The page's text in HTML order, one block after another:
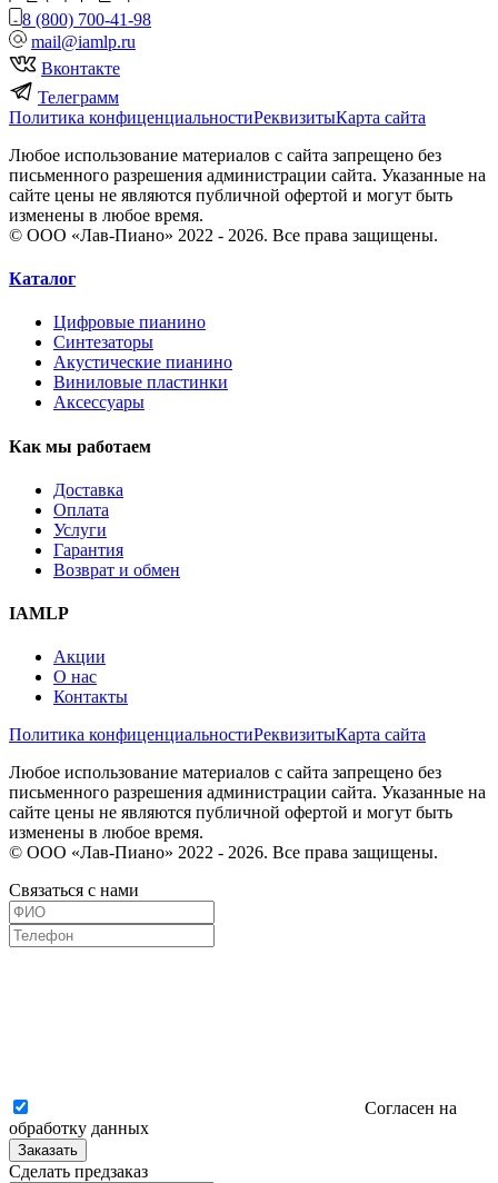
8 (800) 700-41-98
mail@iamlp.ru
Вконтакте
Телеграмм
Политика конфиценциальностиРеквизитыКарта сайта
Любое использование материалов с сайта запрещено без
письменного разрешения администрации сайта. Указанные на
сайте цены не являются публичной офертой и могут быть
изменены в любое время.
© ООО «Лав-Пиано» 2022 - 2026. Все права защищены.
Каталог
Цифровые пианино
Синтезаторы
Акустические пианино
Виниловые пластинки
Аксессуары
Как мы работаем
Доставка
Оплата
Услуги
Гарантия
Возврат и обмен
IAMLP
Акции
О нас
Контакты
Политика конфиценциальностиРеквизитыКарта сайта
Любое использование материалов с сайта запрещено без
письменного разрешения администрации сайта. Указанные на
сайте цены не являются публичной офертой и могут быть
изменены в любое время.
© ООО «Лав-Пиано» 2022 - 2026. Все права защищены.
Связаться с нами
Согласен на
обработку данных
Заказать
Сделать предзаказ